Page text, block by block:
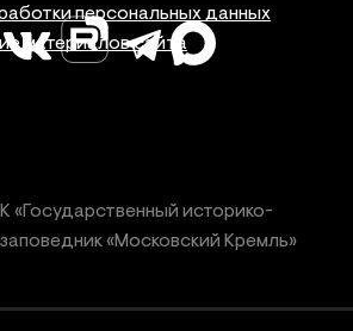
«Государственный историко-
«Московский Кремль»
персональных данных
материалов сайта